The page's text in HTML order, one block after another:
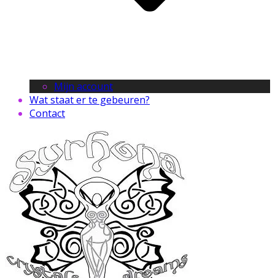
Mijn account
Wat staat er te gebeuren?
Contact